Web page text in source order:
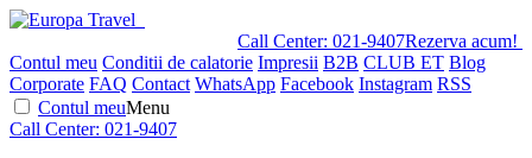
Call Center: 021-9407Rezerva acum!
Contul meu Conditii de calatorie Impresii B2B CLUB ET Blog
Corporate FAQ Contact WhatsApp Facebook Instagram RSS
Contul meuMenu
Call Center: 021-9407